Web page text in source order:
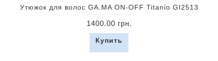
Утюжок для волос GA.MA ON-OFF Titanio GI2513
1400.00 грн.
Купить